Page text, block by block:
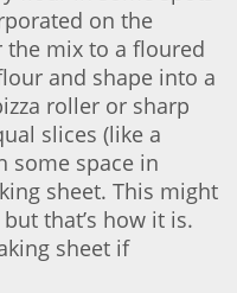
on the
mix to a floured
and shape into a
roller or sharp
slices (like a
some space in
sheet. This might
that’s how it is.
sheet if